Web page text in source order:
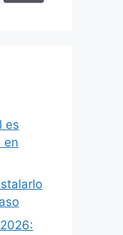
es
en